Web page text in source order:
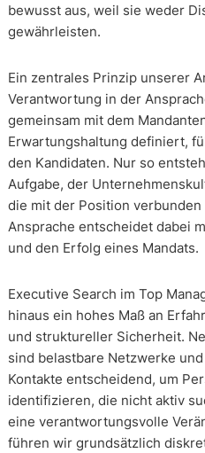
bewusst aus, weil sie weder
gewährleisten.
Ein zentrales Prinzip unserer
Verantwortung in der
gemeinsam mit dem
Erwartungshaltung definiert,
den Kandidaten. Nur so
Aufgabe, der
die mit der Position
Ansprache entscheidet dabei
und den Erfolg eines Mandats.
Executive Search im Top
hinaus ein hohes Maß an
und struktureller Sicherheit.
sind belastbare Netzwerke
Kontakte entscheidend, um
identifizieren, die nicht aktiv
eine verantwortungsvolle
führen wir grundsätzlich